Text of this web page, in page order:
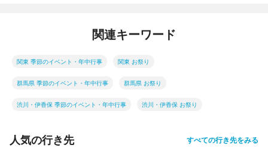
関連キーワード
関東 季節のイベント・年中行事 関東 お祭り
群馬県 季節のイベント・年中行事 群馬県 お祭り
渋川・伊香保 季節のイベント・年中行事 渋川・伊香保 お祭り
人気の行き先 すべての行き先をみる